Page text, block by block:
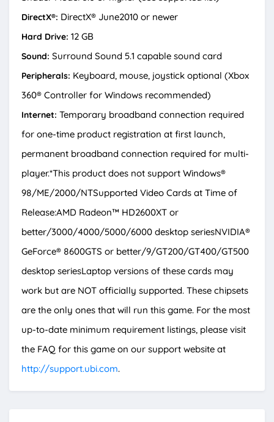
DirectX®: DirectX® June2010 or newer
Hard Drive: 12 GB
Sound: Surround Sound 5.1 capable sound card
Peripherals: Keyboard, mouse, joystick optional (Xbox
360® Controller for Windows recommended)
Internet: Temporary broadband connection required
for one-time product registration at first launch,
permanent broadband connection required for multi-
player.*This product does not support Windows®
98/ME/2000/NTSupported Video Cards at Time of
Release:AMD Radeon™ HD2600XT or
better/3000/4000/5000/6000 desktop seriesNVIDIA®
GeForce® 8600GTS or better/9/GT200/GT400/GT500
desktop seriesLaptop versions of these cards may
work but are NOT officially supported. These chipsets
are the only ones that will run this game. For the most
up-to-date minimum requirement listings, please visit
the FAQ for this game on our support website at
http://support.ubi.com.